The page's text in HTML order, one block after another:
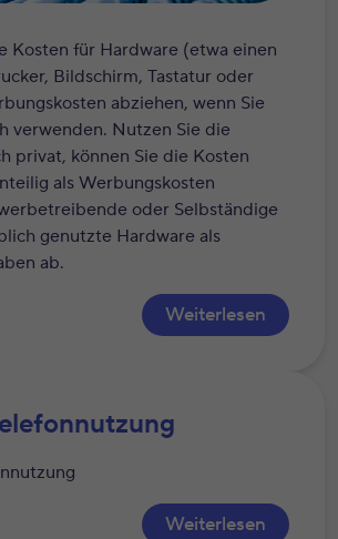
Kosten für Hardware (etwa einen
Bildschirm, Tastatur oder
abziehen, wenn Sie
verwenden. Nutzen Sie die
privat, können Sie die Kosten
als Werbungskosten
oder Selbständige
genutzte Hardware als
ab.
Weiterlesen
Weiterlesen